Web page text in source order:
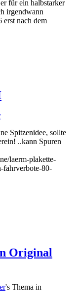
für ein halbstarker
irgendwann
nach dem
Spitzenidee, sollte
..kann Spuren
laerm-plakette-
fahrverbote-80-
Original
's Thema in